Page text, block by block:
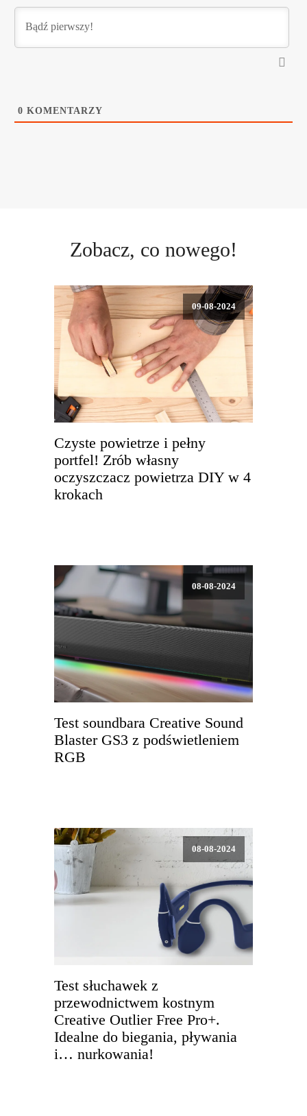
0 KOMENTARZY
Zobacz, co nowego!
09-08-2024
Czyste powietrze i pełny
portfel! Zrób własny
oczyszczacz powietrza DIY w 4
krokach
08-08-2024
Test soundbara Creative Sound
Blaster GS3 z podświetleniem
RGB
08-08-2024
Test słuchawek z
przewodnictwem kostnym
Creative Outlier Free Pro+.
Idealne do biegania, pływania
i… nurkowania!